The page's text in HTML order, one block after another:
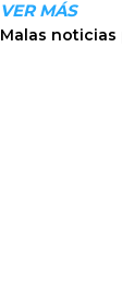
VER MÁS
Malas noticias